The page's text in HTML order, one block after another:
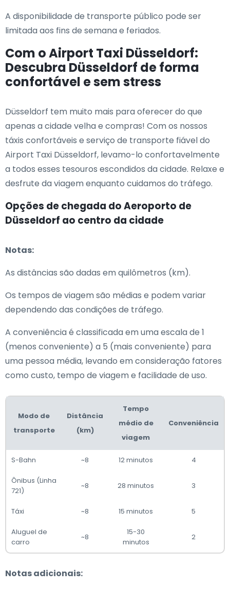
A disponibilidade de transporte público pode ser
limitada aos fins de semana e feriados.
Com o Airport Taxi Düsseldorf:
Descubra Düsseldorf de forma
confortável e sem stress
Düsseldorf tem muito mais para oferecer do que
apenas a cidade velha e compras! Com os nossos
táxis confortáveis e serviço de transporte fiável do
Airport Taxi Düsseldorf, levamo-lo confortavelmente
a todos esses tesouros escondidos da cidade. Relaxe e
desfrute da viagem enquanto cuidamos do tráfego.
Opções de chegada do Aeroporto de
Düsseldorf ao centro da cidade
Notas:
As distâncias são dadas em quilômetros (km).
Os tempos de viagem são médias e podem variar
dependendo das condições de tráfego.
A conveniência é classificada em uma escala de 1
(menos conveniente) a 5 (mais conveniente) para
uma pessoa média, levando em consideração fatores
como custo, tempo de viagem e facilidade de uso.
Modo de
transporte
Distância
(km)
Tempo
médio de
viagem
Conveniência
S-Bahn ~8 12 minutos 4
Ônibus (Linha
721)
~8 28 minutos 3
Táxi ~8 15 minutos 5
Aluguel de
carro
~8
15-30
minutos
2
Notas adicionais: